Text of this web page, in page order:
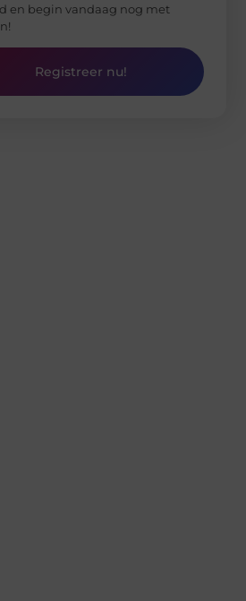
en begin vandaag nog met
Registreer nu!